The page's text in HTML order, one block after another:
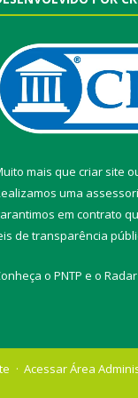
mais que criar site
uma
em contrato
de transparência
o PNTP e o
Acessar Área